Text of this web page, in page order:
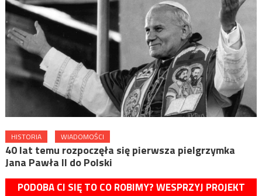
HISTORIA WIADOMOŚCI
40 lat temu rozpoczęła się pierwsza pielgrzymka
Jana Pawła II do Polski
PODOBA CI SIĘ TO CO ROBIMY? WESPRZYJ PROJEKT